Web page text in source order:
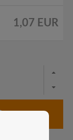
1,07 EUR